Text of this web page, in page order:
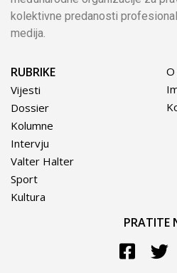
kolektivne predanosti
medija.
RUBRIKE
Vijesti
Dossier
Kolumne
Intervju
Valter Halter
Sport
Kultura
PRATITE